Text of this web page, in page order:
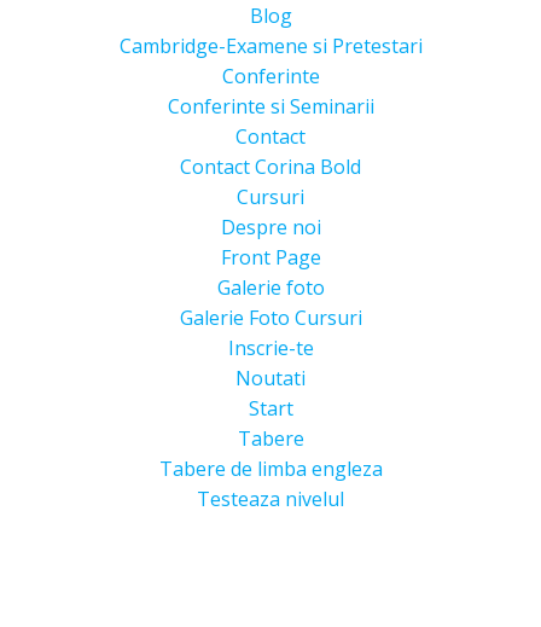
Blog
Cambridge-Examene si Pretestari
Conferinte
Conferinte si Seminarii
Contact
Contact Corina Bold
Cursuri
Despre noi
Front Page
Galerie foto
Galerie Foto Cursuri
Inscrie-te
Noutati
Start
Tabere
Tabere de limba engleza
Testeaza nivelul